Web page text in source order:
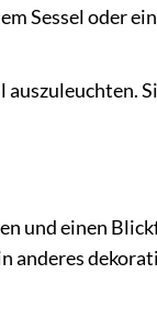
Sessel oder
und einen
anderes